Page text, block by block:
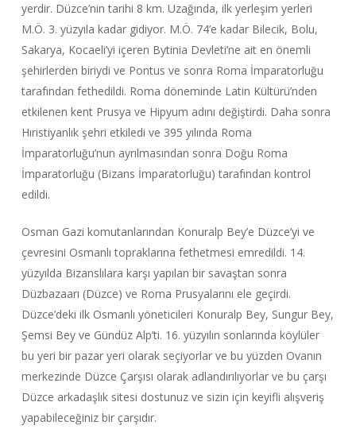
yerdir. Düzce’nin tarihi 8 km. Uzağında, ilk yerleşim yerleri
M.Ö. 3. yüzyıla kadar gidiyor. M.Ö. 74’e kadar Bilecik, Bolu,
Sakarya, Kocaeli’yi içeren Bytinia Devleti’ne ait en önemli
şehirlerden biriydi ve Pontus ve sonra Roma İmparatorluğu
tarafından fethedildi. Roma döneminde Latin Kültürü’nden
etkilenen kent Prusya ve Hipyum adını değiştirdi. Daha sonra
Hıristiyanlık şehri etkiledi ve 395 yılında Roma
İmparatorluğu’nun ayrılmasından sonra Doğu Roma
İmparatorluğu (Bizans İmparatorluğu) tarafından kontrol
edildi.
Osman Gazi komutanlarından Konuralp Bey’e Düzce’yi ve
çevresini Osmanlı topraklarına fethetmesi emredildi. 14.
yüzyılda Bizanslılara karşı yapılan bir savaştan sonra
Düzbazaarı (Düzce) ve Roma Prusyalarını ele geçirdi.
Düzce’deki ilk Osmanlı yöneticileri Konuralp Bey, Sungur Bey,
Şemsi Bey ve Gündüz Alp’ti. 16. yüzyılın sonlarında köylüler
bu yeri bir pazar yeri olarak seçiyorlar ve bu yüzden Ovanın
merkezinde Düzce Çarşısı olarak adlandırılıyorlar ve bu çarşı
Düzce arkadaşlık sitesi dostunuz ve sizin için keyifli alışveriş
yapabileceğiniz bir çarşıdır.